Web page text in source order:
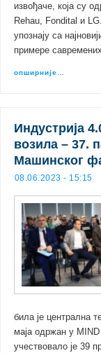
извођаче, која су
Rehau, Fondital и
упознају са
примере
опширније…
Индустрија
возила – 37.
Машинског
08.06.2023 - 15:15
била је централна
маја одржан у
учествовало је 39